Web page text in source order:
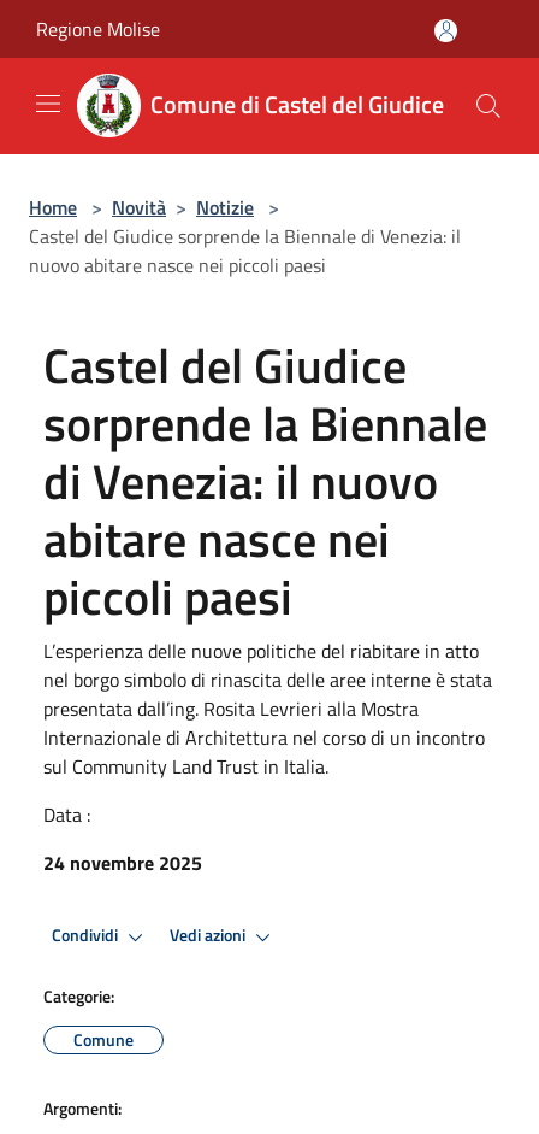
Regione Molise
Comune di Castel del Giudice
Home > Novità > Notizie >
Castel del Giudice sorprende la Biennale di Venezia: il
nuovo abitare nasce nei piccoli paesi
Castel del Giudice
sorprende la Biennale
di Venezia: il nuovo
abitare nasce nei
piccoli paesi
L’esperienza delle nuove politiche del riabitare in atto
nel borgo simbolo di rinascita delle aree interne è stata
presentata dall’ing. Rosita Levrieri alla Mostra
Internazionale di Architettura nel corso di un incontro
sul Community Land Trust in Italia.
Data :
24 novembre 2025
Condividi Vedi azioni
Categorie:
Comune
Argomenti: